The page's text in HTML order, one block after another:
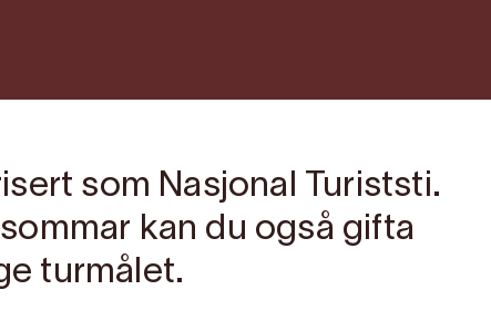
som Nasjonal Turiststi.
kan du også gifta
turmålet.